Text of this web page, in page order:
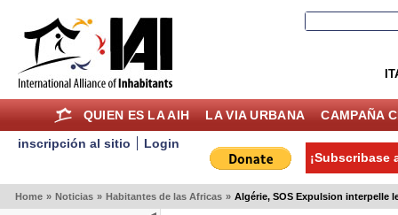
QUIEN ES LA AIH LA VIA URBANA CAMPAÑA
inscripción al sitio
Login
¡Subscribase
Home » Noticias » Habitantes de las Africas » Algérie, SOS Expulsion interpelle